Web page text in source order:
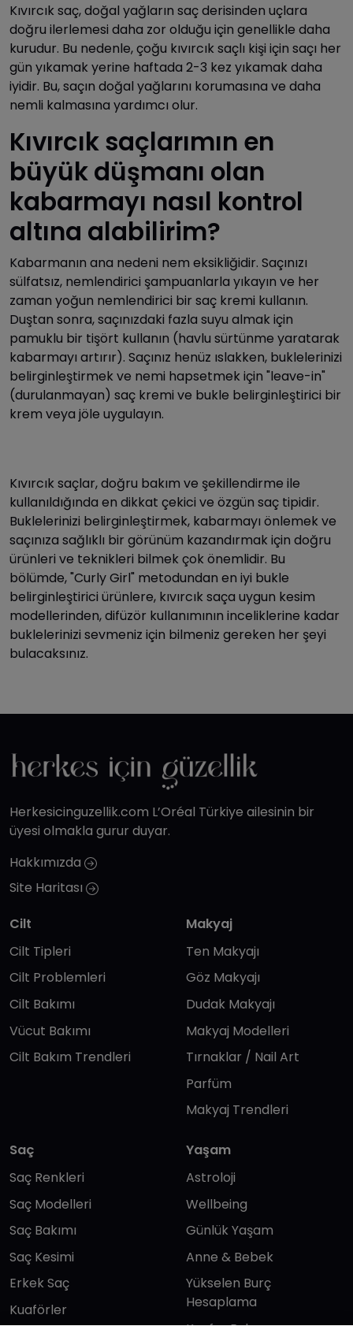
Kıvırcık saç, doğal yağların saç derisinden uçlara
doğru ilerlemesi daha zor olduğu için genellikle daha
kurudur. Bu nedenle, çoğu kıvırcık saçlı kişi için saçı her
gün yıkamak yerine haftada 2-3 kez yıkamak daha
iyidir. Bu, saçın doğal yağlarını korumasına ve daha
nemli kalmasına yardımcı olur.
Kıvırcık saçlarımın en
büyük düşmanı olan
kabarmayı nasıl kontrol
altına alabilirim?
Kabarmanın ana nedeni nem eksikliğidir. Saçınızı
sülfatsız, nemlendirici şampuanlarla yıkayın ve her
zaman yoğun nemlendirici bir saç kremi kullanın.
Duştan sonra, saçınızdaki fazla suyu almak için
pamuklu bir tişört kullanın (havlu sürtünme yaratarak
kabarmayı artırır). Saçınız henüz ıslakken, buklelerinizi
belirginleştirmek ve nemi hapsetmek için "leave-in"
(durulanmayan) saç kremi ve bukle belirginleştirici bir
krem veya jöle uygulayın.
Kıvırcık saçlar, doğru bakım ve şekillendirme ile
kullanıldığında en dikkat çekici ve özgün saç tipidir.
Buklelerinizi belirginleştirmek, kabarmayı önlemek ve
saçınıza sağlıklı bir görünüm kazandırmak için doğru
ürünleri ve teknikleri bilmek çok önemlidir. Bu
bölümde, "Curly Girl" metodundan en iyi bukle
belirginleştirici ürünlere, kıvırcık saça uygun kesim
modellerinden, difüzör kullanımının inceliklerine kadar
buklelerinizi sevmeniz için bilmeniz gereken her şeyi
bulacaksınız.
Herkesicinguzellik.com L’Oréal Türkiye ailesinin bir
üyesi olmakla gurur duyar.
Hakkımızda
Site Haritası
Cilt
Cilt Tipleri
Cilt Problemleri
Cilt Bakımı
Vücut Bakımı
Cilt Bakım Trendleri
Makyaj
Ten Makyajı
Göz Makyajı
Dudak Makyajı
Makyaj Modelleri
Tırnaklar / Nail Art
Parfüm
Makyaj Trendleri
Saç
Saç Renkleri
Saç Modelleri
Saç Bakımı
Saç Kesimi
Erkek Saç
Kuaförler
Yaşam
Astroloji
Wellbeing
Günlük Yaşam
Anne & Bebek
Yükselen Burç
Hesaplama